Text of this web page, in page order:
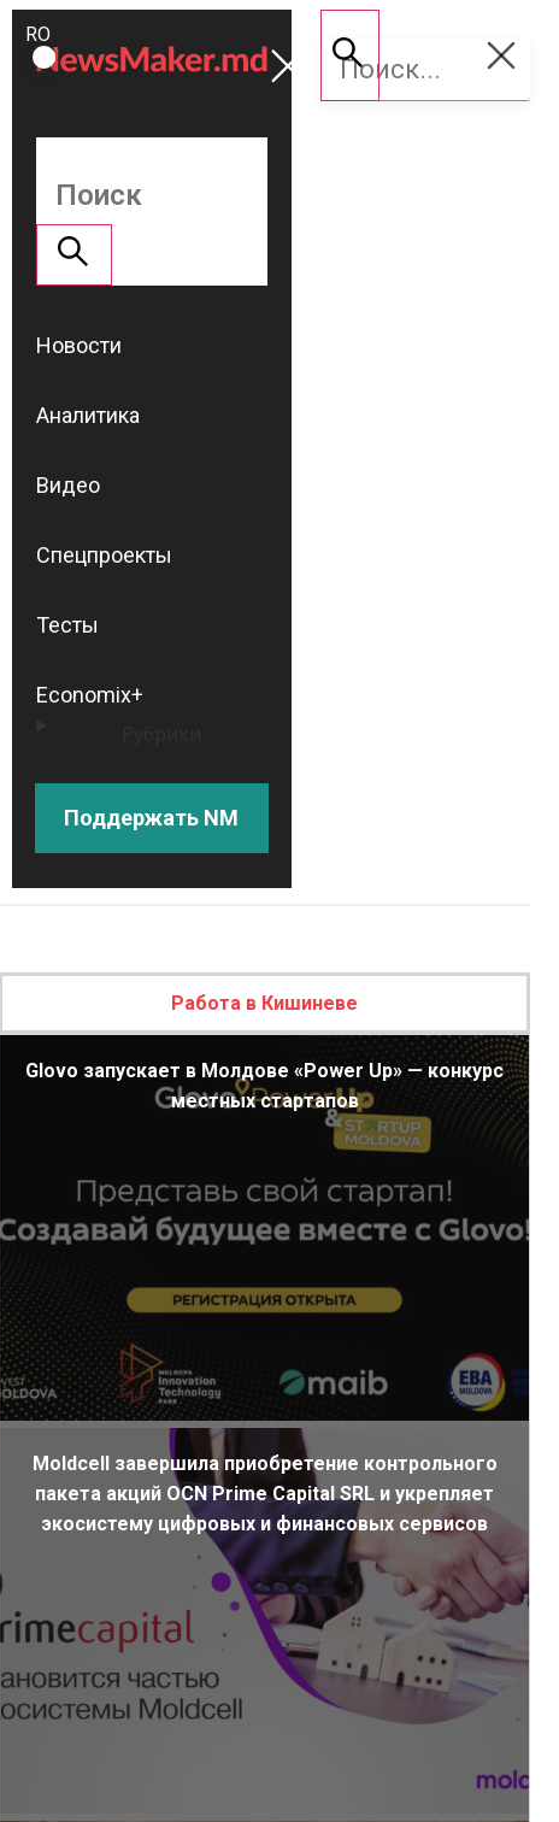
ROMÂNĂ
RU
Поддержать
NM
Новости
Аналитика
Видео
Спецпроекты
Тесты
Economix+
Поддержать NM
Работа в Кишиневе
Glovo запускает в Молдове «Power Up» — конкурс
местных стартапов
Moldcell завершила приобретение контрольного
пакета акций OCN Prime Capital SRL и укрепляет
экосистему цифровых и финансовых сервисов